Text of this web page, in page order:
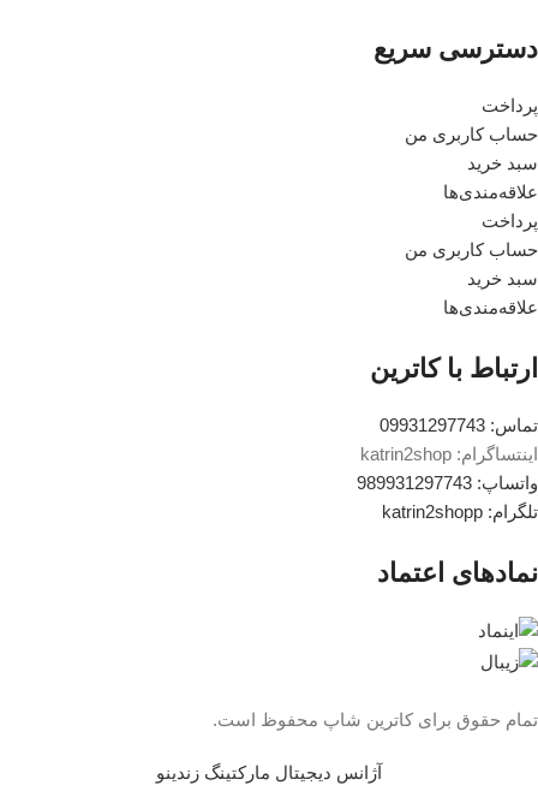
دسترسی سریع
پرداخت
حساب کاربری من
سبد خرید
علاقه‌مندی‌ها
پرداخت
حساب کاربری من
سبد خرید
علاقه‌مندی‌ها
ارتباط با کاترین
تماس: 09931297743
اینتساگرام: katrin2shop
واتساپ: 989931297743
تلگرام: katrin2shopp
نمادهای اعتماد
تمام حقوق برای کاترین شاپ محفوظ است.
آژانس دیجیتال مارکتینگ زندینو